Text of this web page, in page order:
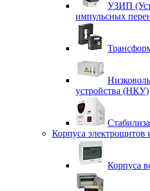
УЗИП
импульсных
устройства (НКУ)
Корпуса
Корпуса